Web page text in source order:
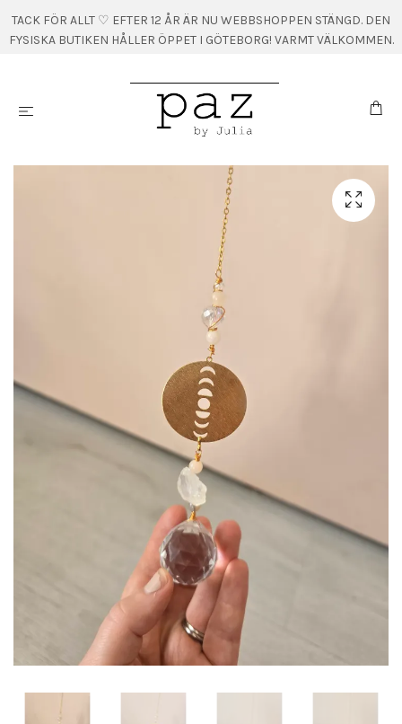
TACK FÖR ALLT ♡ EFTER 12 ÅR ÄR NU WEBBSHOPPEN STÄNGD. DEN
FYSISKA BUTIKEN HÅLLER ÖPPET I GÖTEBORG! VARMT VÄLKOMMEN.